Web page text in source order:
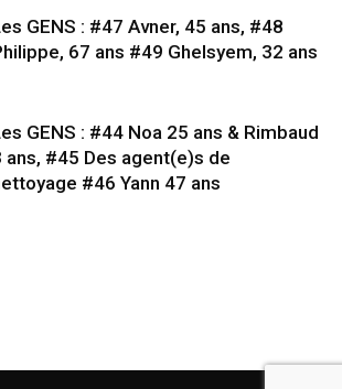
GENS : #47 Avner, 45 ans, #48
67 ans #49 Ghelsyem, 32 ans
GENS : #44 Noa 25 ans & Rimbaud
ans, #45 Des agent(e)s de
#46 Yann 47 ans